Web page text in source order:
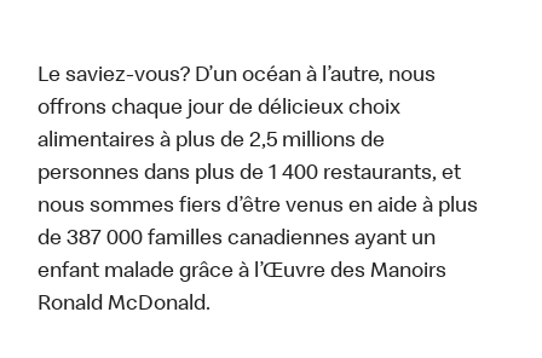
Le saviez-vous? D’un océan à l’autre, nous
offrons chaque jour de délicieux choix
alimentaires à plus de 2,5 millions de
personnes dans plus de 1 400 restaurants, et
nous sommes fiers d’être venus en aide à plus
de 387 000 familles canadiennes ayant un
enfant malade grâce à l’Œuvre des Manoirs
Ronald McDonald.